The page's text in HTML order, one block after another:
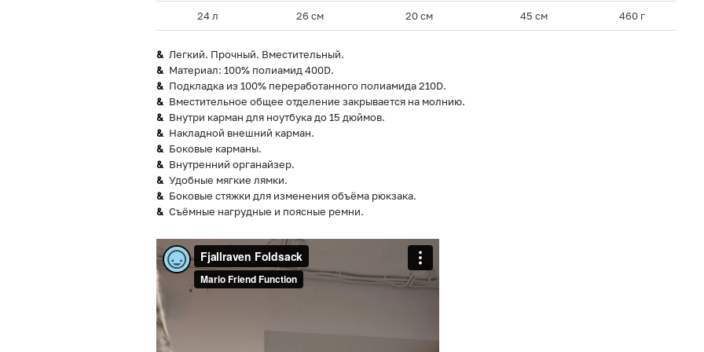
24 л 26 см 20 см 45 см 460 г
Легкий. Прочный. Вместительный.
Материал: 100% полиамид 400D.
Подкладка из 100% переработанного полиамида 210D.
Вместительное общее отделение закрывается на молнию.
Внутри карман для ноутбука до 15 дюймов.
Накладной внешний карман.
Боковые карманы.
Внутренний органайзер.
Удобные мягкие лямки.
Боковые стяжки для изменения объёма рюкзака.
Съёмные нагрудные и поясные ремни.